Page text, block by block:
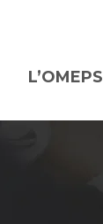
L’OMEPS